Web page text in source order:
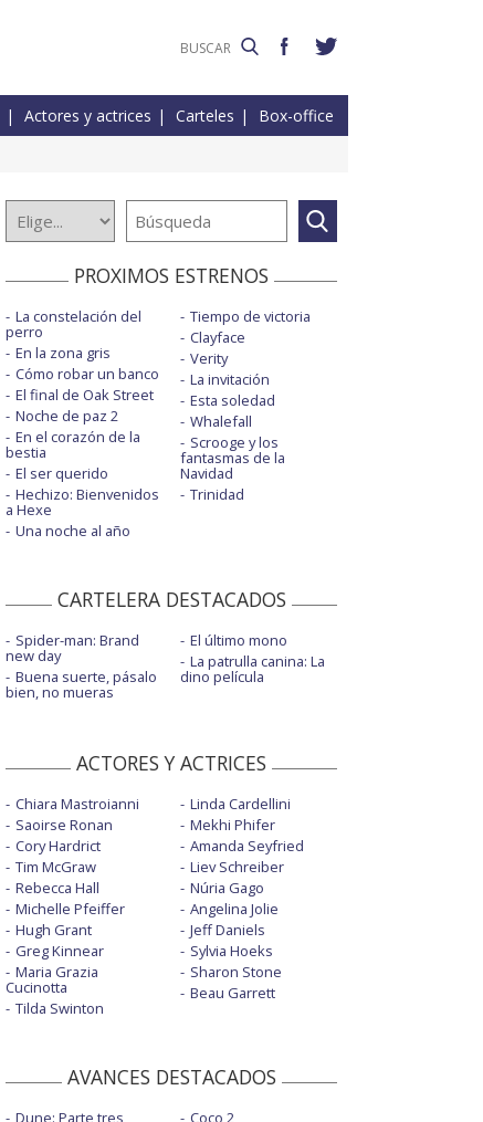
Actores y actrices Carteles Box-office
PROXIMOS ESTRENOS
La constelación del
perro
En la zona gris
Cómo robar un banco
El final de Oak Street
Noche de paz 2
En el corazón de la
bestia
El ser querido
Hechizo: Bienvenidos
a Hexe
Una noche al año
Tiempo de victoria
Clayface
Verity
La invitación
Esta soledad
Whalefall
Scrooge y los
fantasmas de la
Navidad
Trinidad
CARTELERA DESTACADOS
Spider-man: Brand
new day
Buena suerte, pásalo
bien, no mueras
El último mono
La patrulla canina: La
dino película
ACTORES Y ACTRICES
Chiara Mastroianni
Saoirse Ronan
Cory Hardrict
Tim McGraw
Rebecca Hall
Michelle Pfeiffer
Hugh Grant
Greg Kinnear
Maria Grazia
Cucinotta
Tilda Swinton
Linda Cardellini
Mekhi Phifer
Amanda Seyfried
Liev Schreiber
Núria Gago
Angelina Jolie
Jeff Daniels
Sylvia Hoeks
Sharon Stone
Beau Garrett
AVANCES DESTACADOS
Dune: Parte tres
Coco 2